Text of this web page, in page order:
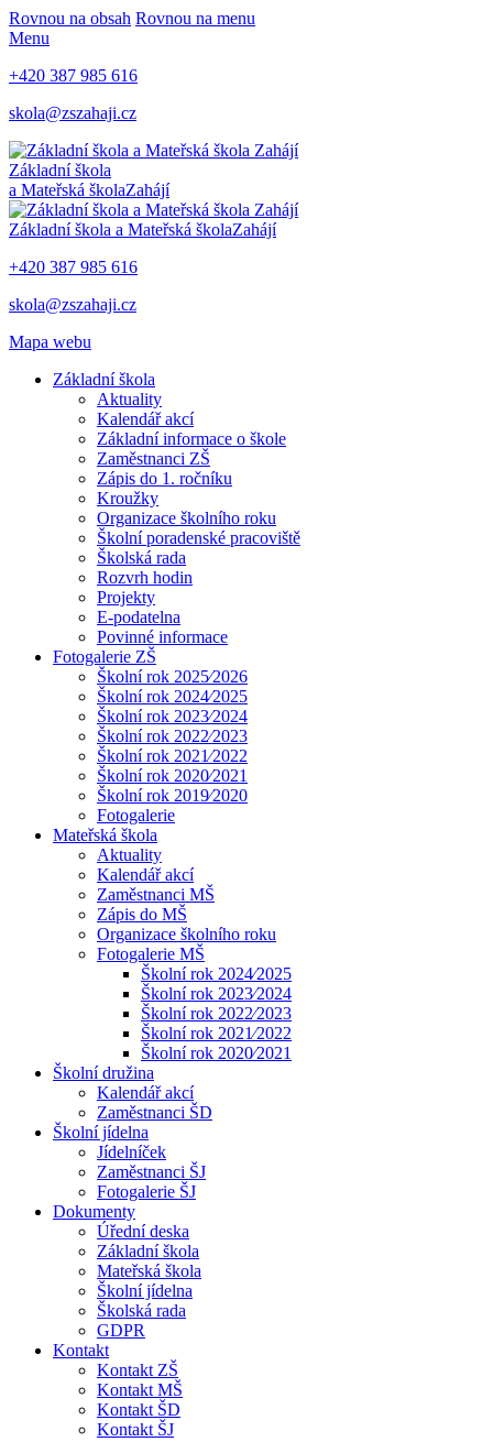
Rovnou na obsah Rovnou na menu
Menu
+420 387 985 616
skola@zszahaji.cz
Základní škola
a Mateřská školaZahájí
Základní škola a Mateřská školaZahájí
+420 387 985 616
skola@zszahaji.cz
Mapa webu
Základní škola
Aktuality
Kalendář akcí
Základní informace o škole
Zaměstnanci ZŠ
Zápis do 1. ročníku
Kroužky
Organizace školního roku
Školní poradenské pracoviště
Školská rada
Rozvrh hodin
Projekty
E-podatelna
Povinné informace
Fotogalerie ZŠ
Školní rok 2025⁄2026
Školní rok 2024⁄2025
Školní rok 2023⁄2024
Školní rok 2022⁄2023
Školní rok 2021⁄2022
Školní rok 2020⁄2021
Školní rok 2019⁄2020
Fotogalerie
Mateřská škola
Aktuality
Kalendář akcí
Zaměstnanci MŠ
Zápis do MŠ
Organizace školního roku
Fotogalerie MŠ
Školní rok 2024⁄2025
Školní rok 2023⁄2024
Školní rok 2022⁄2023
Školní rok 2021⁄2022
Školní rok 2020⁄2021
Školní družina
Kalendář akcí
Zaměstnanci ŠD
Školní jídelna
Jídelníček
Zaměstnanci ŠJ
Fotogalerie ŠJ
Dokumenty
Úřední deska
Základní škola
Mateřská škola
Školní jídelna
Školská rada
GDPR
Kontakt
Kontakt ZŠ
Kontakt MŠ
Kontakt ŠD
Kontakt ŠJ